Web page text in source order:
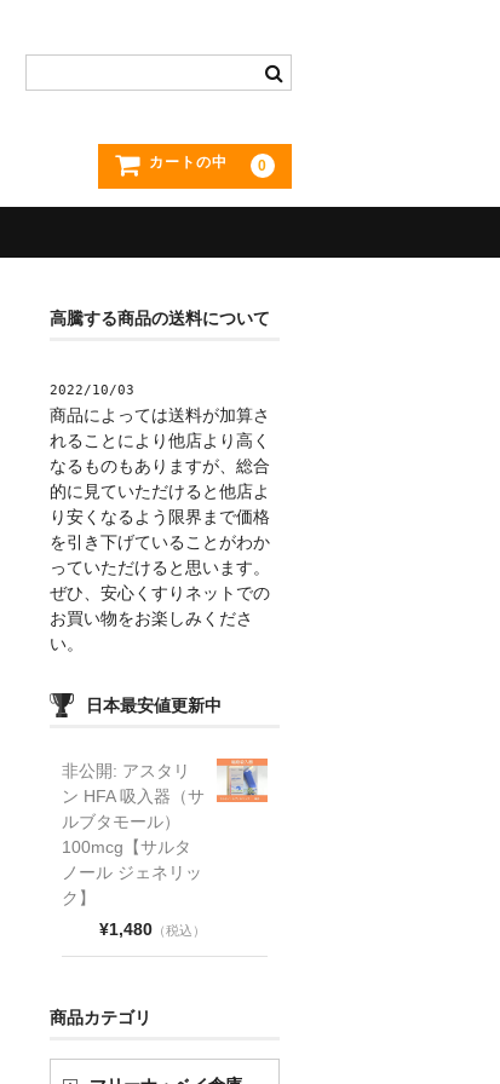
カートの中 0
高騰する商品の送料について
2022/10/03
商品によっては送料が加算さ
れることにより他店より高く
なるものもありますが、総合
的に見ていただけると他店よ
り安くなるよう限界まで価格
を引き下げていることがわか
っていただけると思います。
ぜひ、安心くすりネットでの
お買い物をお楽しみくださ
い。
日本最安値更新中
非公開: アスタリ
ン HFA 吸入器（サ
ルブタモール）
100mcg【サルタ
ノール ジェネリッ
ク】
¥1,480 （税込）
商品カテゴリ